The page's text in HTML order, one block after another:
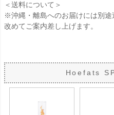
＜送料について＞
※沖縄・離島へのお届けには別
改めてご案内差し上げます。
Hoefats